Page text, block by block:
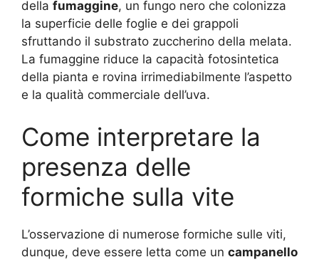
della fumaggine, un fungo nero che colonizza
la superficie delle foglie e dei grappoli
sfruttando il substrato zuccherino della melata.
La fumaggine riduce la capacità fotosintetica
della pianta e rovina irrimediabilmente l’aspetto
e la qualità commerciale dell’uva.
Come interpretare la
presenza delle
formiche sulla vite
L’osservazione di numerose formiche sulle viti,
dunque, deve essere letta come un campanello